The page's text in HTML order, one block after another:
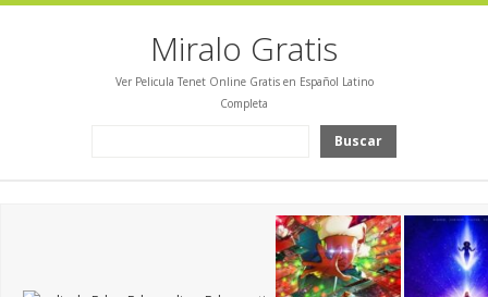
Miralo Gratis
Ver Pelicula Tenet Online Gratis en Español Latino
Completa
Buscar